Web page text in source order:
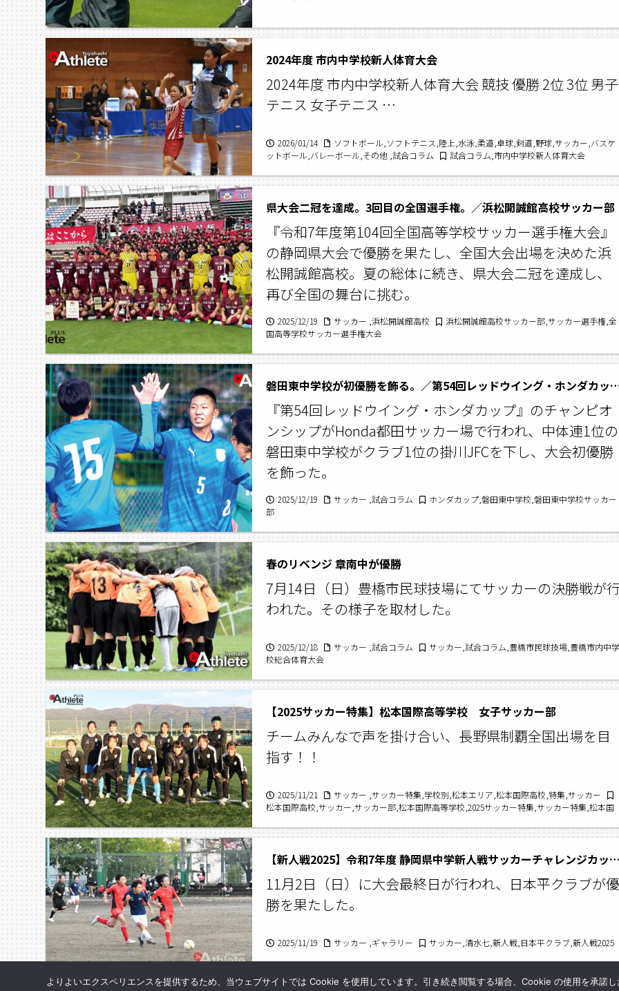
2024年度 市内中学校新人体育大会
2024年度 市内中学校新人体育大会 競技 優勝 2位 3位 男子
テニス 女子テニス …
2026/01/14
ソフトボール,ソフトテニス,陸上,水泳,柔道,卓球,剣道,野球,サッカー,バスケ
ットボール,バレーボール,その他 ,試合コラム
試合コラム,市内中学校新人体育大会
県大会二冠を達成。3回目の全国選手権。／浜松開誠館高校サッカー部
『令和7年度第104回全国高等学校サッカー選手権大会』
の静岡県大会で優勝を果たし、全国大会出場を決めた浜
松開誠館高校。夏の総体に続き、県大会二冠を達成し、
再び全国の舞台に挑む。
2025/12/19 サッカー ,浜松開誠館高校
浜松開誠館高校サッカー部,サッカー選手権,全
国高等学校サッカー選手権大会
磐田東中学校が初優勝を飾る。／第54回レッドウ
『第54回レッドウイング・ホンダカップ』のチャンピオ
ンシップがHonda都田サッカー場で行われ、中体連1位の
磐田東中学校がクラブ1位の掛川JFCを下し、大会初優勝
を飾った。
2025/12/19 サッカー ,試合コラム
ホンダカップ,磐田東中学校,磐田東中学校サッカー
部
春のリベンジ 章南中が優勝
7月14日（日）豊橋市民球技場にてサッカーの決勝戦が
われた。その様子を取材した。
2025/12/18 サッカー ,試合コラム
サッカー,試合コラム,豊橋市民球技場,豊橋市内中学
校総合体育大会
【2025サッカー特集】松本国際高等学校 女子サッカー部
チームみんなで声を掛け合い、長野県制覇全国出場を目
指す！！
2025/11/21
サッカー ,サッカー特集,学校別,松本エリア,松本国際高校,特集,サッカー
松本国際高校,サッカー,サッカー部,松本国際高等学校,2025サッカー特集,サッカー特集,松本国
【新人戦2025】令和7年度 静岡県中学新人戦サッカ
11月2日（日）に大会最終日が行われ、日本平クラブが優
勝を果たした。
2025/11/19 サッカー ,ギャラリー サッカー,清水七,新人戦,日本平クラブ,新人戦2025
よりよいエクスペリエンスを提供するため、当ウェブサイトでは Cookie を使用しています。引き続き閲覧する場合、Cookie の使用を承諾